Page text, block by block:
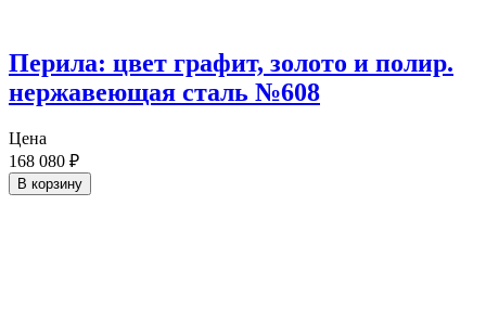
Перила: цвет графит, золото и полир.
нержавеющая сталь №608
Цена
168 080 ₽
В корзину